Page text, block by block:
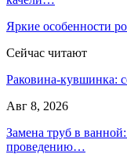
Яркие особенности
Сейчас читают
Раковина-кувшинка:
Авг 8, 2026
Замена труб в
проведению…